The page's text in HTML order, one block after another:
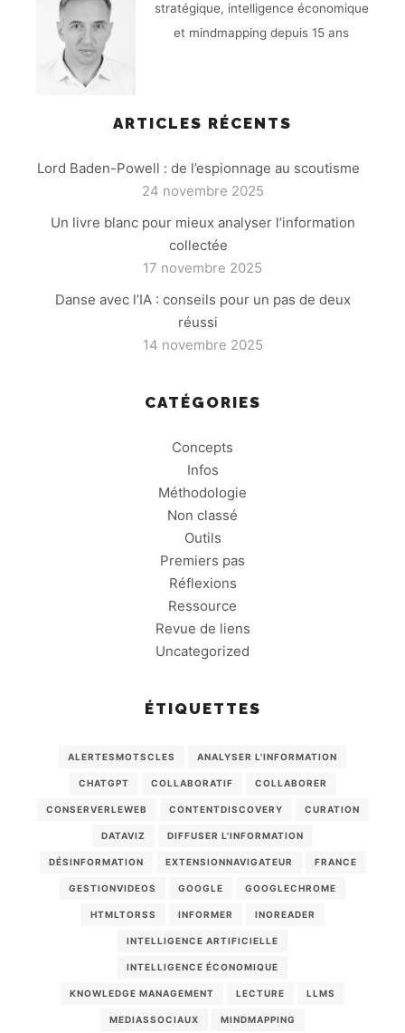
stratégique, intelligence économique
et mindmapping depuis 15 ans
ARTICLES RÉCENTS
Lord Baden-Powell : de l’espionnage au scoutisme
24 novembre 2025
Un livre blanc pour mieux analyser l’information
collectée
17 novembre 2025
Danse avec l’IA : conseils pour un pas de deux
réussi
14 novembre 2025
CATÉGORIES
Concepts
Infos
Méthodologie
Non classé
Outils
Premiers pas
Réflexions
Ressource
Revue de liens
Uncategorized
ÉTIQUETTES
ALERTESMOTSCLES ANALYSER L'INFORMATION
CHATGPT COLLABORATIF COLLABORER
CONSERVERLEWEB CONTENTDISCOVERY CURATION
DATAVIZ DIFFUSER L'INFORMATION
DÉSINFORMATION EXTENSIONNAVIGATEUR FRANCE
GESTIONVIDEOS GOOGLE GOOGLECHROME
HTMLTORSS INFORMER INOREADER
INTELLIGENCE ARTIFICIELLE
INTELLIGENCE ÉCONOMIQUE
KNOWLEDGE MANAGEMENT LECTURE LLMS
MEDIASSOCIAUX MINDMAPPING